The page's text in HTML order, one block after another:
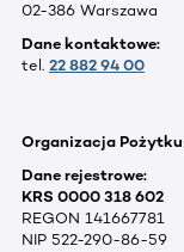
02-386 Warszawa
Dane kontaktowe:
tel. 22 882 94 00
Organizacja
Dane rejestrowe:
KRS 0000 318 602
REGON 141667781
NIP 522-290-86-59